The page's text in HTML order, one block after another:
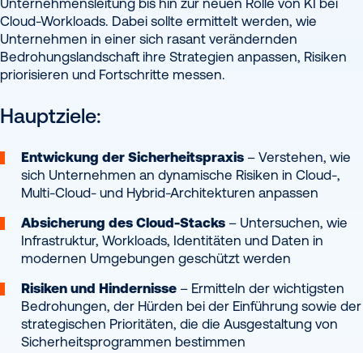
Cloud-Workloads. Dabei sollte ermittelt werden, wie
Unternehmen in einer sich rasant verändernden
Bedrohungslandschaft ihre Strategien anpassen, Risiken
priorisieren und Fortschritte messen.
Hauptziele:
Entwickung der Sicherheitspraxis – Verstehen, wie
sich Unternehmen an dynamische Risiken in Cloud-,
Multi-Cloud- und Hybrid-Architekturen anpassen
Absicherung des Cloud-Stacks – Untersuchen, wie
Infrastruktur, Workloads, Identitäten und Daten in
modernen Umgebungen geschützt werden
Risiken und Hindernisse – Ermitteln der wichtigsten
Bedrohungen, der Hürden bei der Einführung sowie der
strategischen Prioritäten, die die Ausgestaltung von
Sicherheitsprogrammen bestimmen